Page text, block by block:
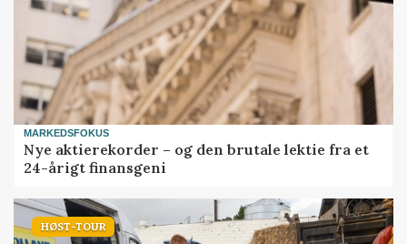
MARKEDSFOKUS
Nye aktierekorder – og den brutale lektie fra et
24-årigt finansgeni
HØST-TOUR